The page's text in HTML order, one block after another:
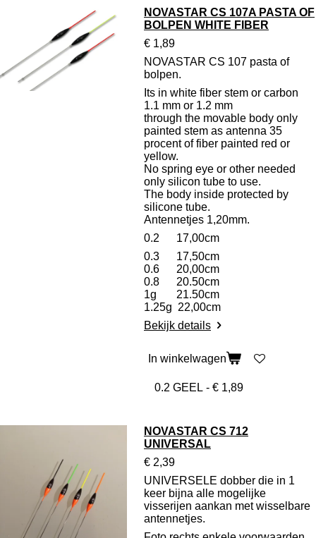
NOVASTAR CS 107A PASTA OF
BOLPEN WHITE FIBER
€ 1,89
NOVASTAR CS 107 pasta of
bolpen.
Its in white fiber stem or carbon
1.1 mm or 1.2 mm
through the movable body only
painted stem as antenna 35
procent of fiber painted red or
yellow.
No spring eye or other needed
only silicon tube to use.
The body inside protected by
silicone tube.
Antennetjes 1,20mm.
0.2 17,00cm
0.3 17,50cm
0.6 20,00cm
0.8 20.50cm
1g 21.50cm
1.25g 22,00cm
Bekijk details
In winkelwagen
NOVASTAR CS 712
UNIVERSAL
€ 2,39
UNIVERSELE dobber die in 1
keer bijna alle mogelijke
visserijen aankan met wisselbare
antennetjes.